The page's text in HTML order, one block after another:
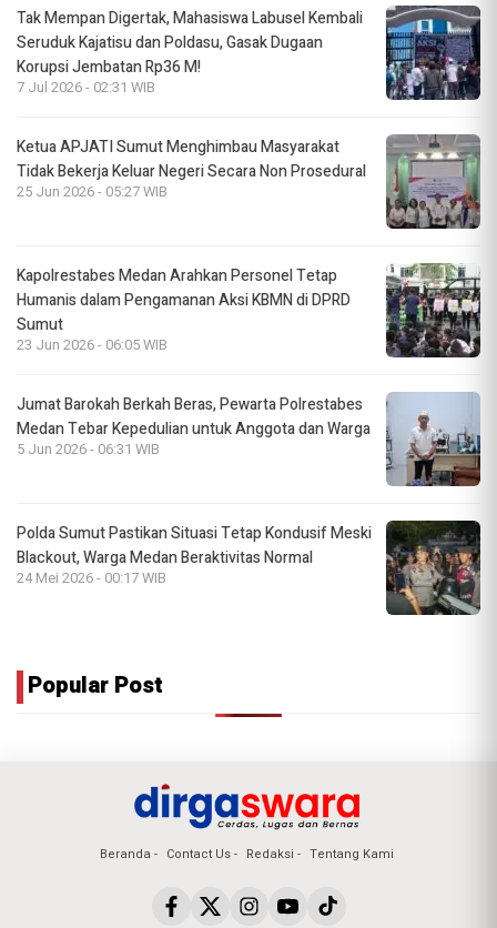
Tak Mempan Digertak, Mahasiswa Labusel Kembali
Seruduk Kajatisu dan Poldasu, Gasak Dugaan
Korupsi Jembatan Rp36 M!
7 Jul 2026 - 02:31 WIB
Ketua APJATI Sumut Menghimbau Masyarakat
Tidak Bekerja Keluar Negeri Secara Non Prosedural
25 Jun 2026 - 05:27 WIB
Kapolrestabes Medan Arahkan Personel Tetap
Humanis dalam Pengamanan Aksi KBMN di DPRD
Sumut
23 Jun 2026 - 06:05 WIB
Jumat Barokah Berkah Beras, Pewarta Polrestabes
Medan Tebar Kepedulian untuk Anggota dan Warga
5 Jun 2026 - 06:31 WIB
Polda Sumut Pastikan Situasi Tetap Kondusif Meski
Blackout, Warga Medan Beraktivitas Normal
24 Mei 2026 - 00:17 WIB
Popular Post
Beranda Contact Us Redaksi Tentang Kami